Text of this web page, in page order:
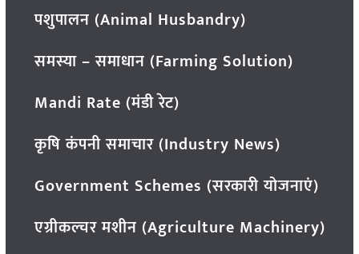
पशुपालन (Animal Husbandry)
समस्या – समाधान (Farming Solution)
Mandi Rate (मंडी रेट)
कृषि कंपनी समाचार (Industry News)
Government Schemes (सरकारी योजनाएं)
एग्रीकल्चर मशीन (Agriculture Machinery)